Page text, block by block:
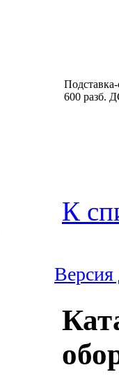
600 разб.
К
Версия